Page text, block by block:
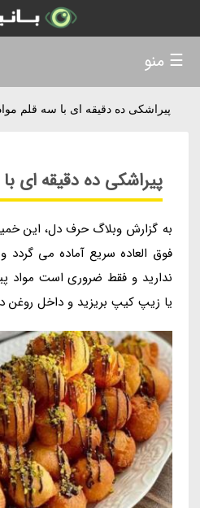
پیراشکی ده دقیقه ای با سه قلم
پیراشکی ده دقیقه ای
به گزارش وبلاگ حرف دل، این
فوق العاده سریع آماده می گردد
ندارید و فقط ضروری است مواد
یا زیپ کیپ بریزید و داخل روغن
☰ منو